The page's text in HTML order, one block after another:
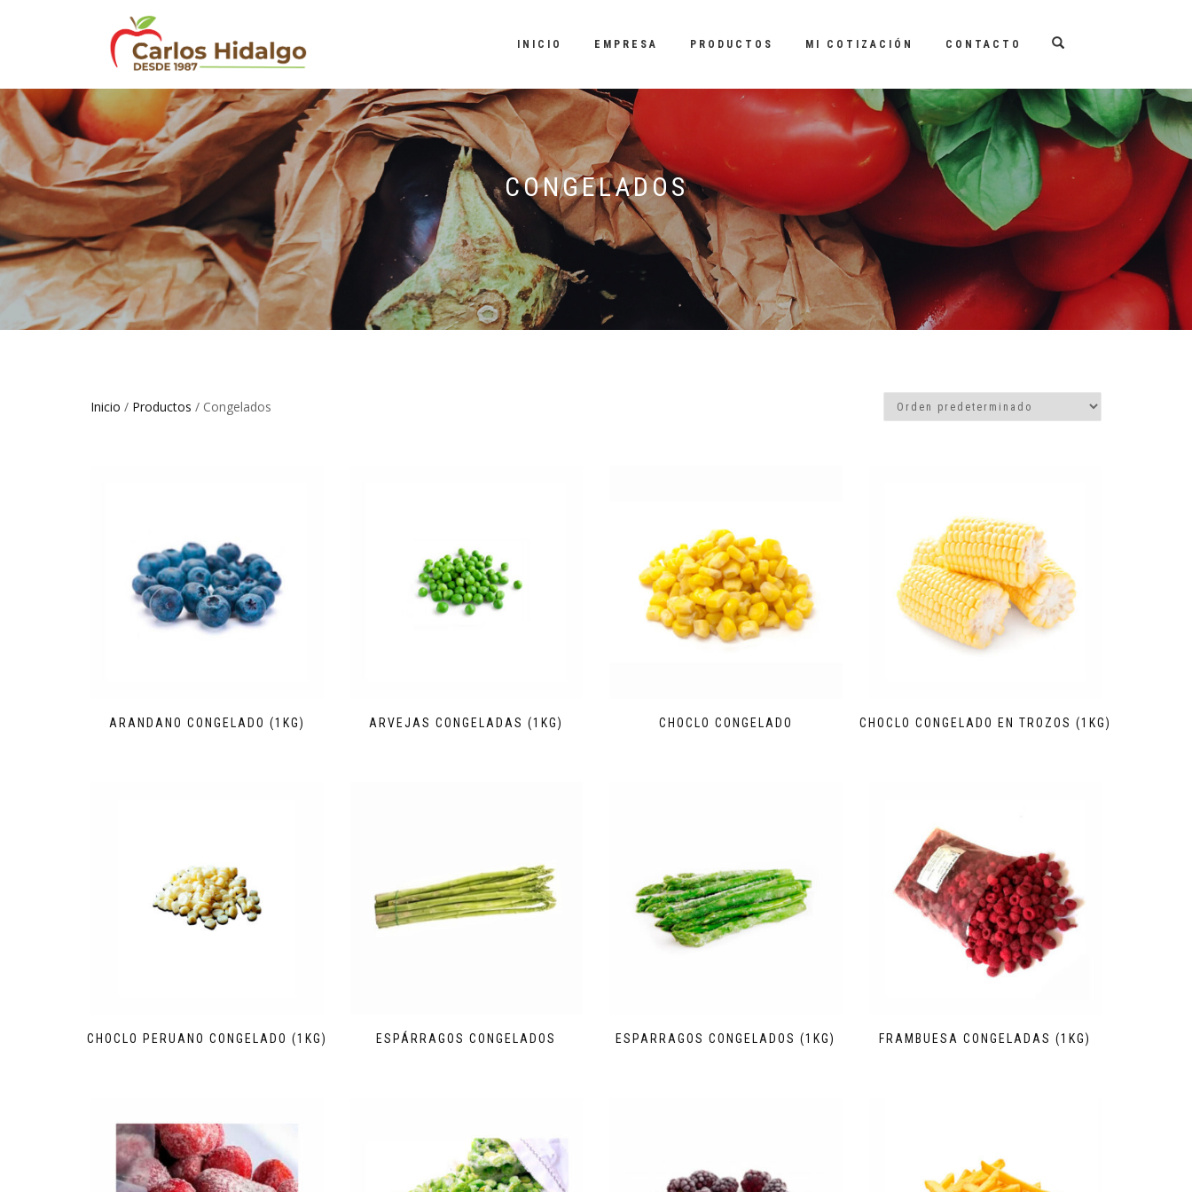
INICIO EMPRESA PRODUCTOS MI COTIZACIÓN CONTACTO
CONGELADOS
Inicio / Productos / Congelados
ARANDANO CONGELADO (1KG) ARVEJAS CONGELADAS (1KG) CHOCLO CONGELADO CHOCLO CONGELADO EN TROZOS (1KG)
CHOCLO PERUANO CONGELADO (1KG) ESPÁRRAGOS CONGELADOS ESPARRAGOS CONGELADOS (1KG) FRAMBUESA CONGELADAS (1KG)